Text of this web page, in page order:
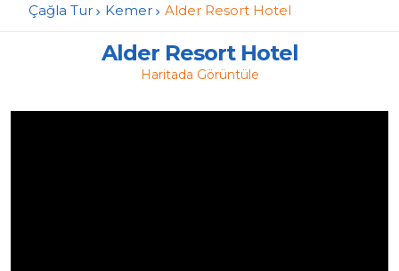
Çağla Tur Kemer Alder Resort Hotel
Alder Resort Hotel
Haritada Görüntüle